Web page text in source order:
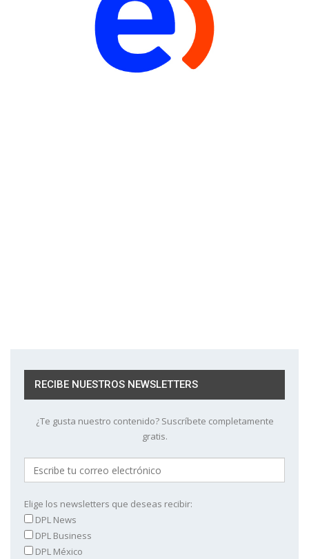
RECIBE NUESTROS NEWSLETTERS
¿Te gusta nuestro contenido? Suscríbete completamente
gratis.
Elige los newsletters que deseas recibir:
DPL News
DPL Business
DPL México